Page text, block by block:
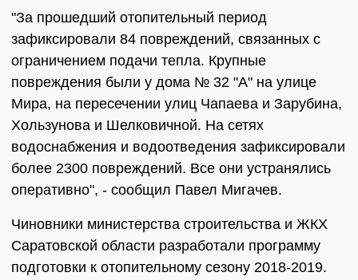
"За прошедший отопительный период
зафиксировали 84 повреждений, связанных с
ограничением подачи тепла. Крупные
повреждения были у дома № 32 "А" на улице
Мира, на пересечении улиц Чапаева и Зарубина,
Хользунова и Шелковичной. На сетях
водоснабжения и водоотведения зафиксировали
более 2300 повреждений. Все они устранялись
оперативно", - сообщил Павел Мигачев.
Чиновники министерства строительства и ЖКХ
Саратовской области разработали программу
подготовки к отопительному сезону 2018-2019.